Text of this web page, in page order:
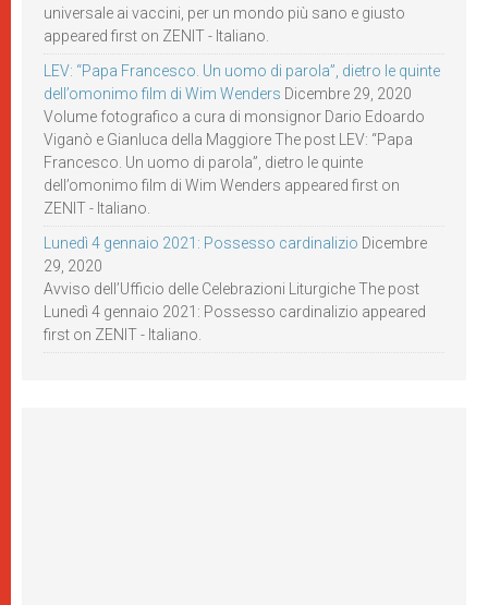
universale ai vaccini, per un mondo più sano e giusto
appeared first on ZENIT - Italiano.
LEV: “Papa Francesco. Un uomo di parola”, dietro le quinte
dell’omonimo film di Wim Wenders Dicembre 29, 2020
Volume fotografico a cura di monsignor Dario Edoardo
Viganò e Gianluca della Maggiore The post LEV: “Papa
Francesco. Un uomo di parola”, dietro le quinte
dell’omonimo film di Wim Wenders appeared first on
ZENIT - Italiano.
Lunedì 4 gennaio 2021: Possesso cardinalizio Dicembre
29, 2020
Avviso dell’Ufficio delle Celebrazioni Liturgiche The post
Lunedì 4 gennaio 2021: Possesso cardinalizio appeared
first on ZENIT - Italiano.